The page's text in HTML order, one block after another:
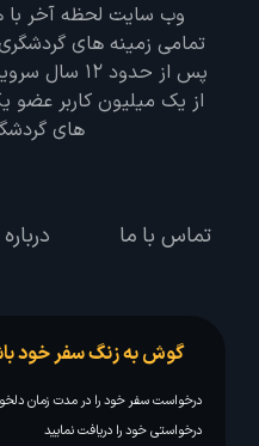
وب سایت لحظه آخر با
پس از حدود
از یک میلیون کاربر عضو
های
تماس با ما
گوش به زنگ سفر خود
درخواست سفر خود را در مدت زمان
درخواستی خود را دریافت نمایید